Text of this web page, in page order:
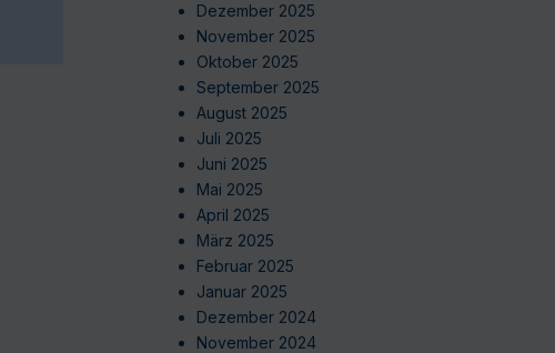
Dezember 2025
November 2025
Oktober 2025
September 2025
August 2025
Juli 2025
Juni 2025
Mai 2025
April 2025
März 2025
Februar 2025
Januar 2025
Dezember 2024
November 2024